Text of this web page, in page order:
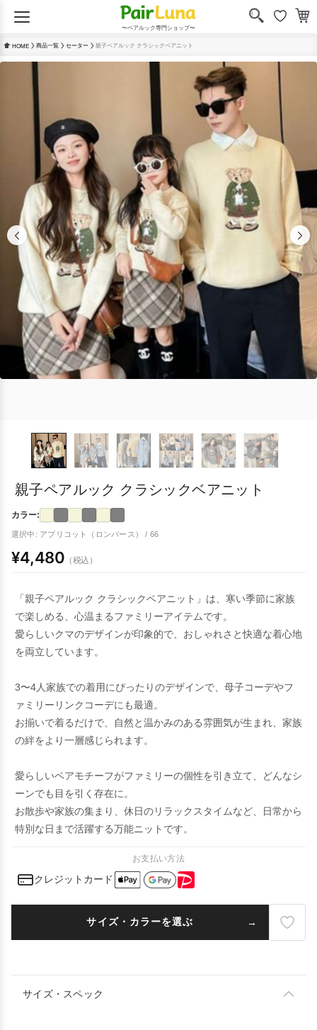
〜ペアルック専門ショップ〜
HOME 商品一覧 セーター 親子ペアルック クラシックベアニット
親子ペアルック クラシックベアニット
カラー:
選択中: アプリコット（ロンパース） / 66
¥4,480 （税込）
「親子ペアルック クラシックベアニット」は、寒い季節に家族
で楽しめる、心温まるファミリーアイテムです。
愛らしいクマのデザインが印象的で、おしゃれさと快適な着心地
を両立しています。
3〜4人家族での着用にぴったりのデザインで、母子コーデやフ
ァミリーリンクコーデにも最適。
お揃いで着るだけで、自然と温かみのある雰囲気が生まれ、家族
の絆をより一層感じられます。
愛らしいベアモチーフがファミリーの個性を引き立て、どんなシ
ーンでも目を引く存在に。
お散歩や家族の集まり、休日のリラックスタイムなど、日常から
特別な日まで活躍する万能ニットです。
お支払い方法
クレジットカード
サイズ・カラーを選ぶ
サイズ・スペック